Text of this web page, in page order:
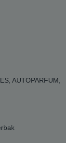
AUTOPARFUM,